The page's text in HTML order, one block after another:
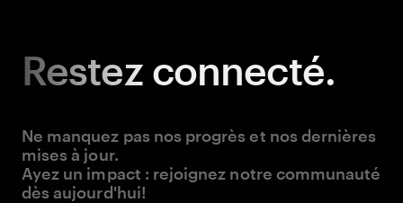
Restezconnecté.
Ne manquez pas nos progrès et nos dernières
mises à jour.
Ayez un impact : rejoignez notre communauté
dès aujourd'hui!